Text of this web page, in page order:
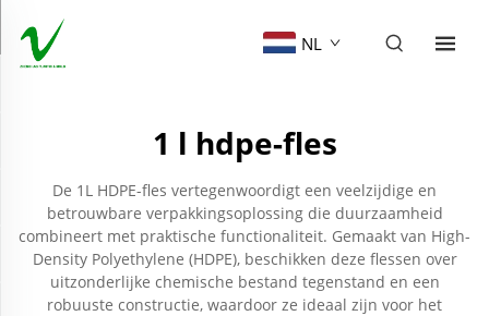
NL
1 l hdpe-fles
De 1L HDPE-fles vertegenwoordigt een veelzijdige en
betrouwbare verpakkingsoplossing die duurzaamheid
combineert met praktische functionaliteit. Gemaakt van High-
Density Polyethylene (HDPE), beschikken deze flessen over
uitzonderlijke chemische bestand tegenstand en een
robuuste constructie, waardoor ze ideaal zijn voor het